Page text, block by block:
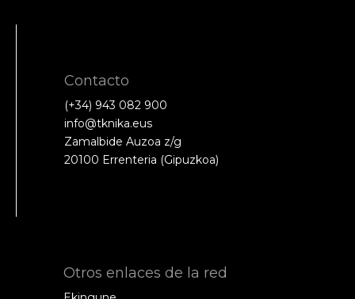
Contacto
(+34) 943 082 900
info@tknika.eus
Zamalbide Auzoa z/g
20100 Errenteria (Gipuzkoa)
Otros enlaces de la red